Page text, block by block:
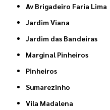
Av Brigadeiro Faria Lima
Jardim Viana
Jardim das Bandeiras
Marginal Pinheiros
Pinheiros
Sumarezinho
Vila Madalena